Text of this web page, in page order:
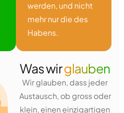
werden, und nicht
mehr nur die des
Habens.
Was wirglauben
Wir glauben, dass jeder
Austausch, ob gross oder
klein, einen einzigartigen